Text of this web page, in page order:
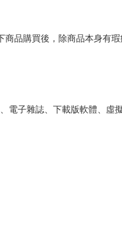
品購買後，除商品本身有瑕
電子雜誌、下載版軟體、虛